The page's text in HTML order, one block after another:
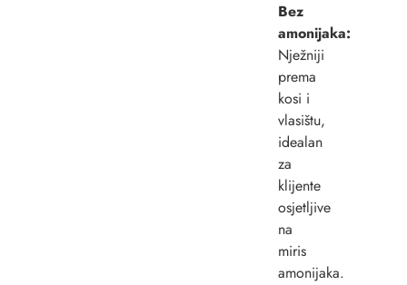
Bez
amonijaka:
Nježniji
prema
kosi i
vlasištu,
idealan
za
klijente
osjetljive
na
miris
amonijaka.